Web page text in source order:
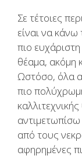
Σε τέτοιες
είναι να
πιο
θέαμα, ακόμη
Ωστόσο, όλα
πιο
από τους
αφηρημένες